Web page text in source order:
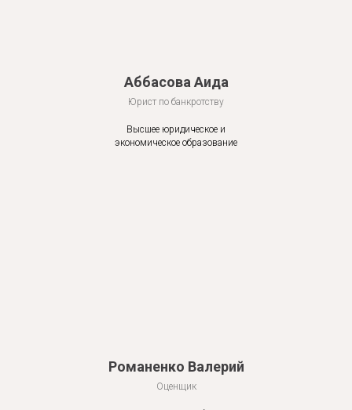
Аббасова Аида
Юрист по банкротству
Высшее юридическое и
экономическое образование
Романенко Валерий
Оценщик